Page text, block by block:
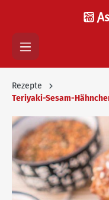
Rezepte
Teriyaki-Sesam-